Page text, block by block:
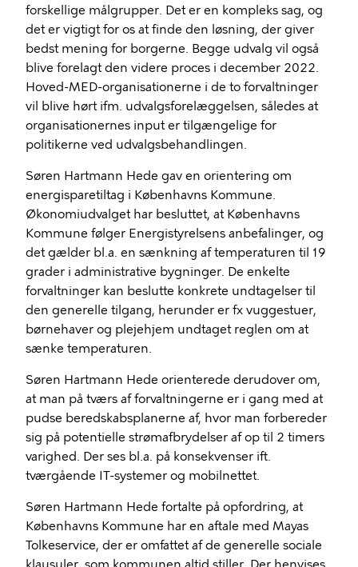
forskellige målgrupper. Det er en kompleks sag, og
det er vigtigt for os at finde den løsning, der giver
bedst mening for borgerne. Begge udvalg vil også
blive forelagt den videre proces i december 2022.
Hoved-MED-organisationerne i de to forvaltninger
vil blive hørt ifm. udvalgsforelæggelsen, således at
organisationernes input er tilgængelige for
politikerne ved udvalgsbehandlingen.
Søren Hartmann Hede gav en orientering om
energisparetiltag i Københavns Kommune.
Økonomiudvalget har besluttet, at Københavns
Kommune følger Energistyrelsens anbefalinger, og
det gælder bl.a. en sænkning af temperaturen til 19
grader i administrative bygninger. De enkelte
forvaltninger kan beslutte konkrete undtagelser til
den generelle tilgang, herunder er fx vuggestuer,
børnehaver og plejehjem undtaget reglen om at
sænke temperaturen.
Søren Hartmann Hede orienterede derudover om,
at man på tværs af forvaltningerne er i gang med at
pudse beredskabsplanerne af, hvor man forbereder
sig på potentielle strømafbrydelser af op til 2 timers
varighed. Der ses bl.a. på konsekvenser ift.
tværgående IT-systemer og mobilnettet.
Søren Hartmann Hede fortalte på opfordring, at
Københavns Kommune har en aftale med Mayas
Tolkeservice, der er omfattet af de generelle sociale